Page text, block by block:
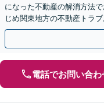
になった不動産の解消方法
じめ関東地方の不動産トラ
ご相談に注力！ぜひ1度ご相
電話でお問い合わ